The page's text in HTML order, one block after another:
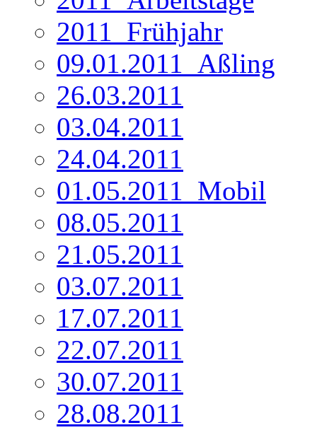
2011_Frühjahr
09.01.2011_Aßling
26.03.2011
03.04.2011
24.04.2011
01.05.2011_Mobil
08.05.2011
21.05.2011
03.07.2011
17.07.2011
22.07.2011
30.07.2011
28.08.2011